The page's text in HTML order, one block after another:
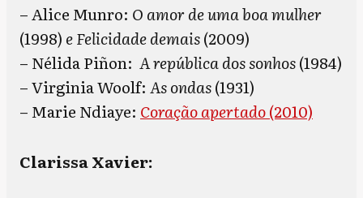
– Alice Munro: O amor de uma boa mulher
(1998) e Felicidade demais(2009)
– Nélida Piñon: A república dos sonhos(1984)
– Virginia Woolf: As ondas(1931)
– Marie Ndiaye: Coração apertado(2010)
Clarissa Xavier: